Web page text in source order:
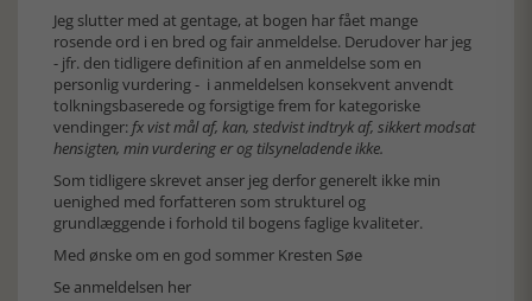
Jeg slutter med at gentage, at bogen har fået mange
rosende ord i en bred og fair anmeldelse. Derudover har jeg
- jfr. den tidligere definition af en anmeldelse som en
personlig vurdering - i anmeldelsen konsekvent anvendt
tolkningsbaserede og forsigtige frem for kategoriske
vendinger:fx vist mål af, kan, stedvist indtryk af, sikkert modsat
hensigten, min vurdering er og tilsyneladende ikke.
Som tidligere skrevet anser jeg derfor generelt ikke min
uenighed med forfatteren som strukturel og
grundlæggende i forhold til bogens faglige kvaliteter.
Med ønske om en god sommer Kresten Søe
Se anmeldelsen her